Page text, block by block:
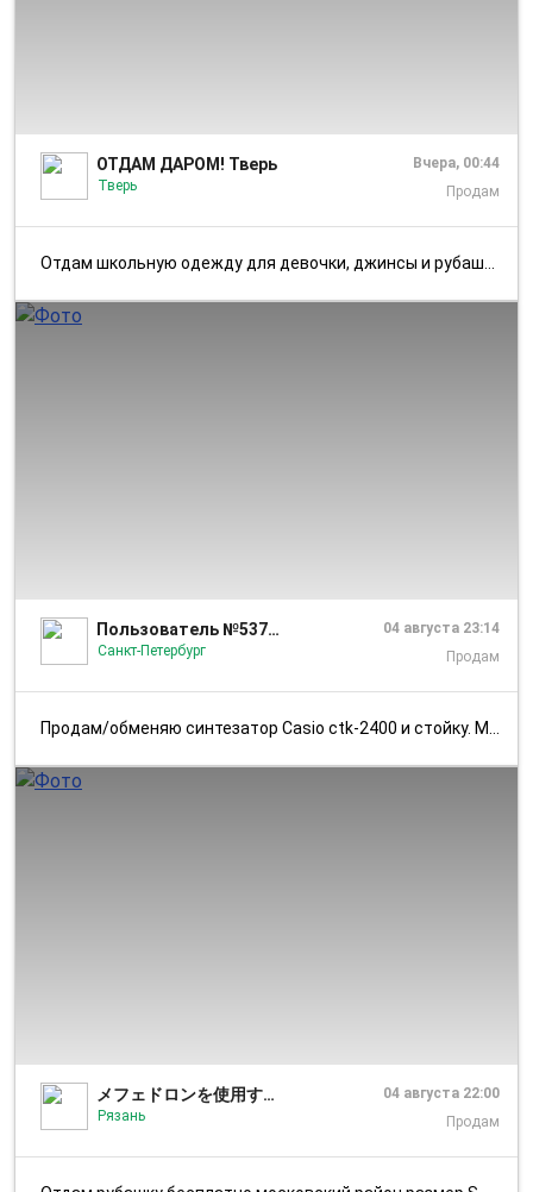
ОТДАМ ДАРОМ! Тверь
Тверь
Вчера, 00:44
Продам
Отдам школьную одежду для девочки, джинсы и рубашка. Размеры на фото. ...
Пользователь №5375786
Санкт-Петербург
04 августа 23:14
Продам
Продам/обменяю синтезатор Casio ctk-2400 и стойку. Метро: Юго-Западная...
メフェドロンを使用すると後遺症は 私はクソ薬とあなたの父のディック
Рязань
04 августа 22:00
Продам